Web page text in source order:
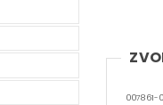
007861-